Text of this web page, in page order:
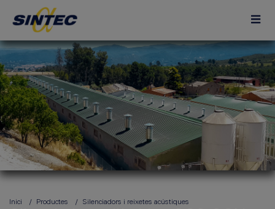
Inici Productes Silenciadors i reixetes acústiques